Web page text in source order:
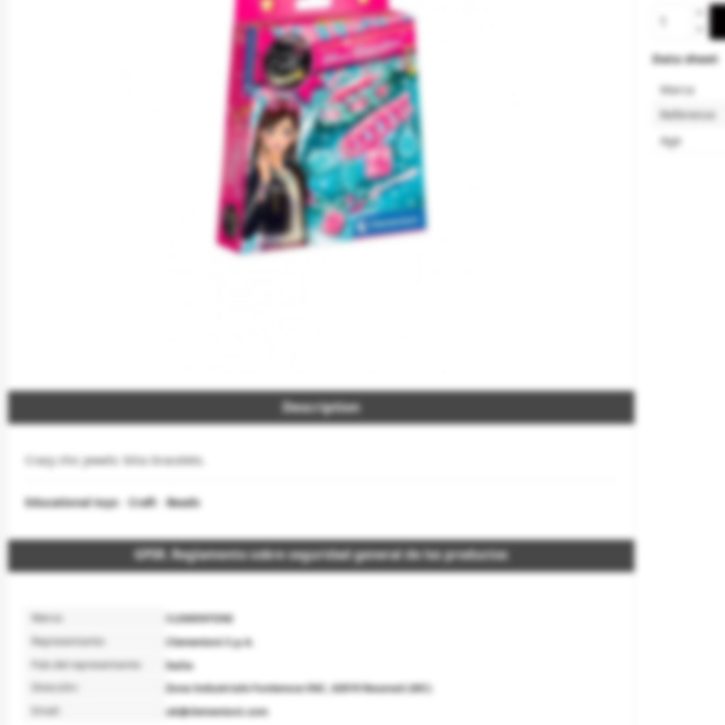
Data sheet
Marca
Reference
Age
Description
Crazy chic jewels: bliss bracelets.
Educational toys- Craft -Beads
GPSR. Reglamento sobre seguridad general de los productos
Marca:
CLEMENTONI
Representante:
Clementoni S.p.A.
País del representante:
Italia
Dirección:
Zona Industriale Fontenoce SNC, 62019 Recanati (MC)
Email:
uk@clementoni.com